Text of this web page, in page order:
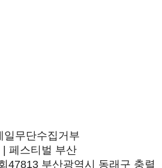
일무단수집거부
47813 부산광역시 동래구 충렬